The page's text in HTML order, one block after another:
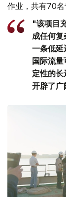
作业，共有70名
"该项目
成任何
一条低延
国际流
定性的
开辟了广